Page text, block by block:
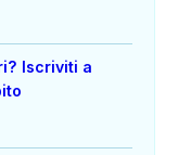
Iscriviti a